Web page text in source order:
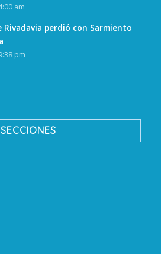
am
perdió con Sarmiento
pm
SECCIONES